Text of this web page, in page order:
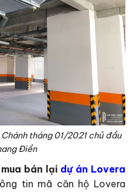
tháng 01/2021 chủ đầu
Điền
mua bán lại dự án Lovera
tin mã căn hộ Lovera